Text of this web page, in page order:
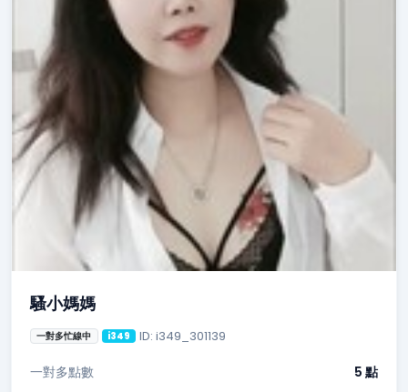
騷小媽媽
一對多忙線中 i349 ID: i349_301139
一對多點數 5 點